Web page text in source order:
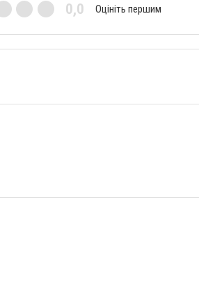
0,0 Оцініть першим